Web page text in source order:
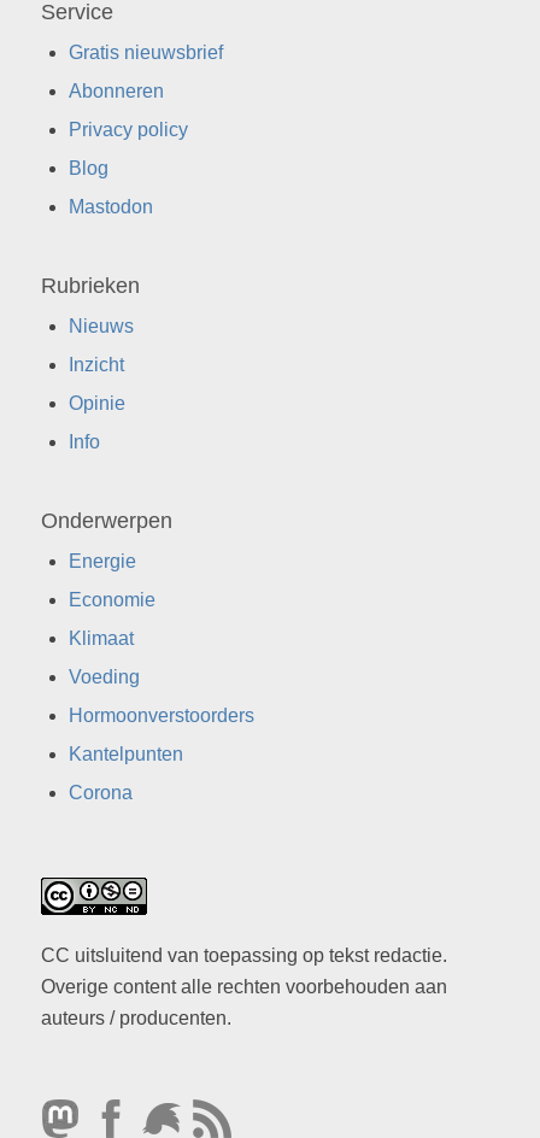
Service
Gratis nieuwsbrief
Abonneren
Privacy policy
Blog
Mastodon
Rubrieken
Nieuws
Inzicht
Opinie
Info
Onderwerpen
Energie
Economie
Klimaat
Voeding
Hormoonverstoorders
Kantelpunten
Corona
CC uitsluitend van toepassing op tekst redactie.
Overige content alle rechten voorbehouden aan
auteurs / producenten.